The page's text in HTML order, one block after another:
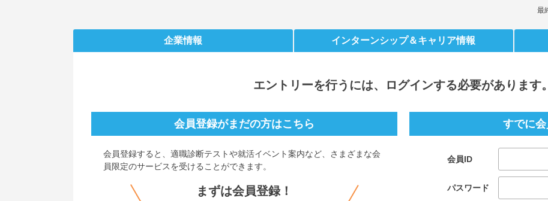
最
企業情報 インターンシップ＆キャリア情報
エントリーを行うには、ログインする必要があります。
すでに
会員ID
パスワード
会員登録がまだの方はこちら
会員登録すると、 適職診断テストや就活イベント案内など、さまざまな会
員限定のサービスを受けることができます。
まずは会員登録！